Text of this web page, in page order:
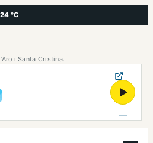
24 °C
serè
i Santa Cristina.
▶